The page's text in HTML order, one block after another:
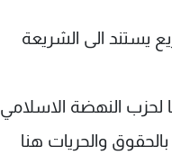
يستند الى الشريعة
في فرنسا لحزب النهضة الاسلامي
والحريات هنا